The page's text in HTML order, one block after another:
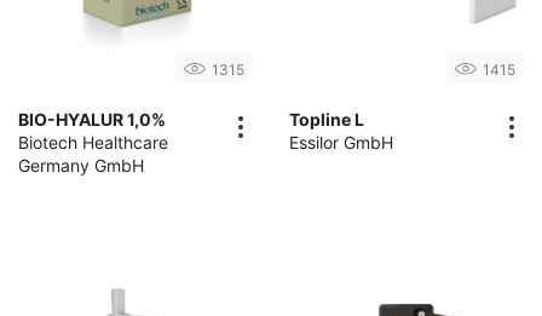
1315
BIO-HYALUR 1,0%
Biotech Healthcare
Germany GmbH
1415
Topline L
Essilor GmbH